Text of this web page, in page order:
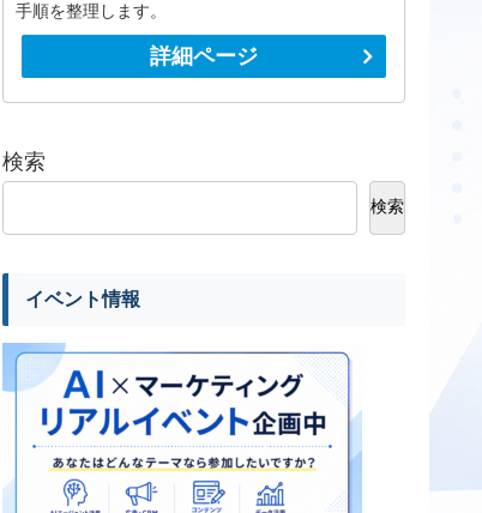
手順を整理します。
詳細ページ
検索
検索
イベント情報